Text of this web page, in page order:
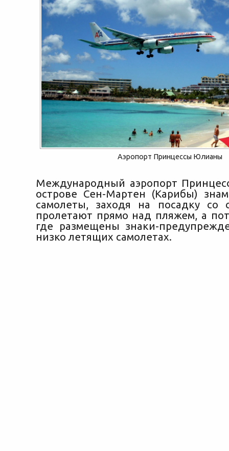
Аэропорт Принцессы Юлианы
Международный аэропорт
острове Сен-Мартен (Карибы)
самолеты, заходя на посадку со
пролетают прямо над пляжем, а
где размещены знаки-
низко летящих самолетах.